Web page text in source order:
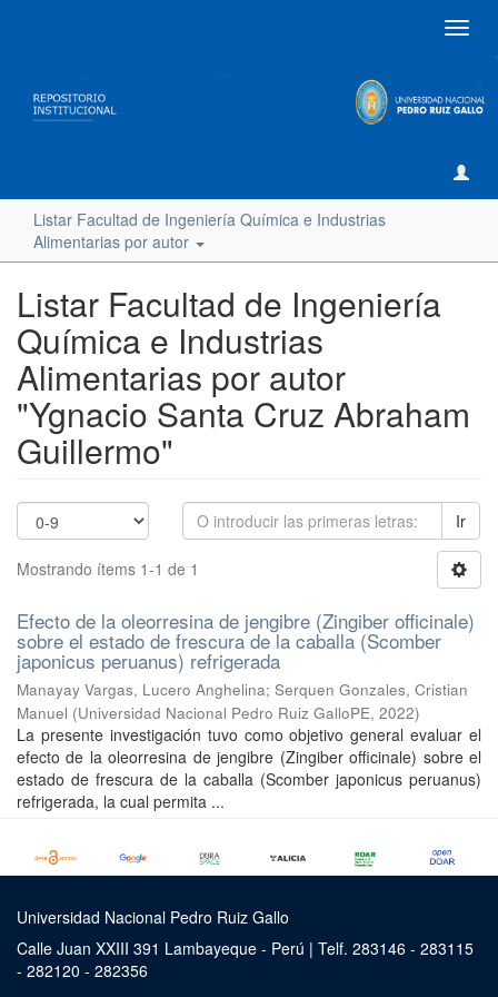
Listar Facultad de Ingeniería Química e Industrias
Alimentarias por autor
Listar Facultad de Ingeniería
Química e Industrias
Alimentarias por autor
"Ygnacio Santa Cruz Abraham
Guillermo"
Ir
Mostrando ítems 1-1 de 1
Efecto de la oleorresina de jengibre (Zingiber officinale)
sobre el estado de frescura de la caballa (Scomber
japonicus peruanus) refrigerada
Manayay Vargas, Lucero Anghelina; Serquen Gonzales, Cristian
Manuel (Universidad Nacional Pedro Ruiz GalloPE, 2022)
La presente investigación tuvo como objetivo general evaluar el
efecto de la oleorresina de jengibre (Zingiber officinale) sobre el
estado de frescura de la caballa (Scomber japonicus peruanus)
refrigerada, la cual permita ...
Universidad Nacional Pedro Ruiz Gallo
Calle Juan XXIII 391 Lambayeque - Perú | Telf. 283146 - 283115
- 282120 - 282356